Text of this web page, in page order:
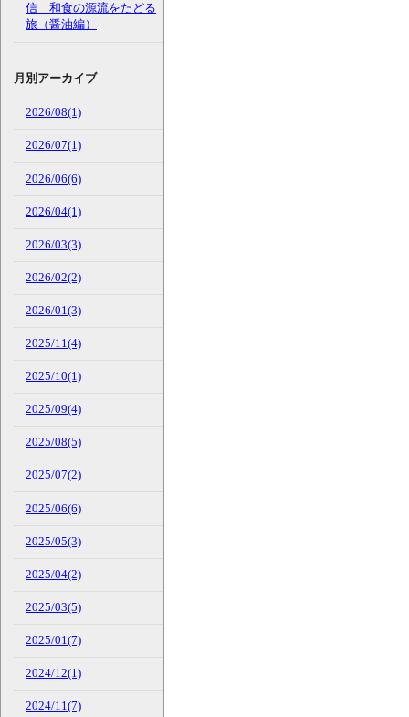
信 和食の源流をたどる
旅（醤油編）
月別アーカイブ
2026/08(1)
2026/07(1)
2026/06(6)
2026/04(1)
2026/03(3)
2026/02(2)
2026/01(3)
2025/11(4)
2025/10(1)
2025/09(4)
2025/08(5)
2025/07(2)
2025/06(6)
2025/05(3)
2025/04(2)
2025/03(5)
2025/01(7)
2024/12(1)
2024/11(7)